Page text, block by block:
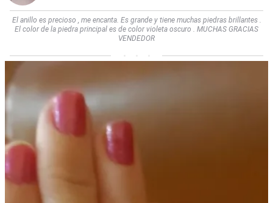
El anillo es precioso , me encanta. Es grande y tiene muchas piedras brillantes .
El color de la piedra principal es de color violeta oscuro . MUCHAS GRACIAS
VENDEDOR            